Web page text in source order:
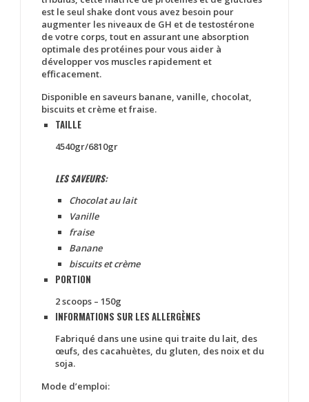
est le seul shake dont vous avez besoin pour
augmenter les niveaux de GH et de testostérone
de votre corps, tout en assurant une absorption
optimale des protéines pour vous aider à
développer vos muscles rapidement et
efficacement.
Disponible en saveurs banane, vanille, chocolat,
biscuits et crème et fraise.
TAILLE
4540gr/6810gr
LES SAVEURS:
Chocolat au lait
Vanille
fraise
Banane
biscuits et crème
PORTION
2 scoops – 150g
INFORMATIONS SUR LES ALLERGÈNES
Fabriqué dans une usine qui traite du lait, des
œufs, des cacahuètes, du gluten, des noix et du
soja.
Mode d’emploi: